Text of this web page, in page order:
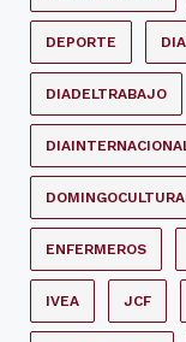
DEPORTE
DIADELTRABAJO
ENFERMEROS
IVEA JCF